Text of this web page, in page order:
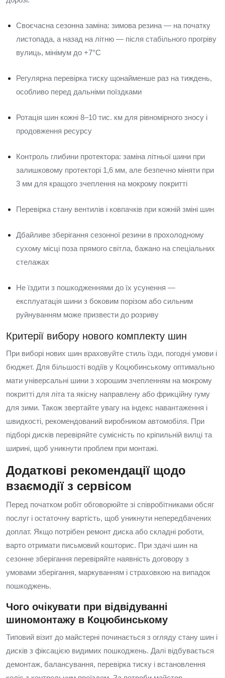
Своєчасна сезонна заміна: зимова резина — на початку
листопада, а назад на літню — після стабільного прогріву
вулиць, мінімум до +7°C
Регулярна перевірка тиску щонайменше раз на тиждень,
особливо перед дальніми поїздками
Ротація шин кожні 8–10 тис. км для рівномірного зносу і
продовження ресурсу
Контроль глибини протектора: заміна літньої шини при
залишковому протекторі 1,6 мм, але безпечно міняти при
3 мм для кращого зчеплення на мокрому покритті
Перевірка стану вентилів і ковпачків при кожній зміні шин
Дбайливе зберігання сезонної резини в прохолодному
сухому місці поза прямого світла, бажано на спеціальних
стелажах
Не їздити з пошкодженнями до їх усунення —
експлуатація шини з боковим порізом або сильним
руйнуванням може призвести до розриву
Критерії вибору нового комплекту шин
При виборі нових шин враховуйте стиль їзди, погодні умови і
бюджет. Для більшості водіїв у Коцюбинському оптимально
мати універсальні шини з хорошим зчепленням на мокрому
покритті для літа та якісну направлену або фрикційну гуму
для зими. Також звертайте увагу на індекс навантаження і
швидкості, рекомендований виробником автомобіля. При
підборі дисків перевіряйте сумісність по кріпильній вилці та
ширині, щоб уникнути проблем при монтажі.
Додаткові рекомендації щодо
взаємодії з сервісом
Перед початком робіт обговорюйте зі співробітниками обсяг
послуг і остаточну вартість, щоб уникнути непередбачених
доплат. Якщо потрібен ремонт диска або складні роботи,
варто отримати письмовий кошторис. При здачі шин на
сезонне зберігання перевіряйте наявність договору з
умовами зберігання, маркуванням і страховкою на випадок
пошкоджень.
Чого очікувати при відвідуванні
шиномонтажу в Коцюбинському
Типовий візит до майстерні починається з огляду стану шин і
дисків з фіксацією видимих пошкоджень. Далі відбувається
демонтаж, балансування, перевірка тиску і встановлення